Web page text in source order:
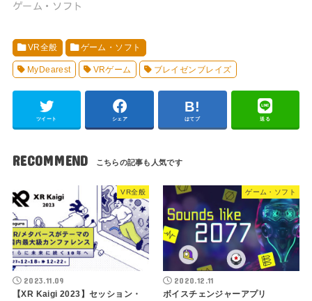
ゲーム・ソフト
VR全般 ゲーム・ソフト
MyDearest VRゲーム ブレイゼンブレイズ
ツイート シェア はてブ 送る
RECOMMEND
VR全般
2023.11.09
【XR Kaigi 2023】セッション・
ゲーム・ソフト
2020.12.11
ボイスチェンジャーアプリ